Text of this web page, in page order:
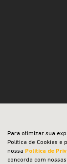
Para otimizar sua
Política de Cookies e
nossa Política de
concorda com